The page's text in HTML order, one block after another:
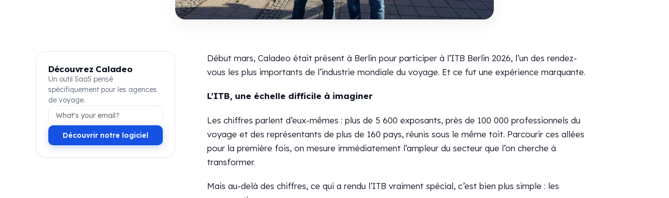
Découvrez Caladeo
Un outil SaaS pensé
spécifiquement pour les agences
de voyage.
Découvrir notre logiciel
Début mars, Caladeo était présent à Berlin pour participer à l’ITB Berlin 2026, l’un des rendez-
vous les plus importants de l’industrie mondiale du voyage. Et ce fut une expérience marquante.
L’ITB, une échelle difficile à imaginer
Les chiffres parlent d’eux-mêmes : plus de 5 600 exposants, près de 100 000 professionnels du
voyage et des représentants de plus de 160 pays, réunis sous le même toit. Parcourir ces allées
pour la première fois, on mesure immédiatement l’ampleur du secteur que l’on cherche à
transformer.
Mais au-delà des chiffres, ce qui a rendu l’ITB vraiment spécial, c’est bien plus simple : les